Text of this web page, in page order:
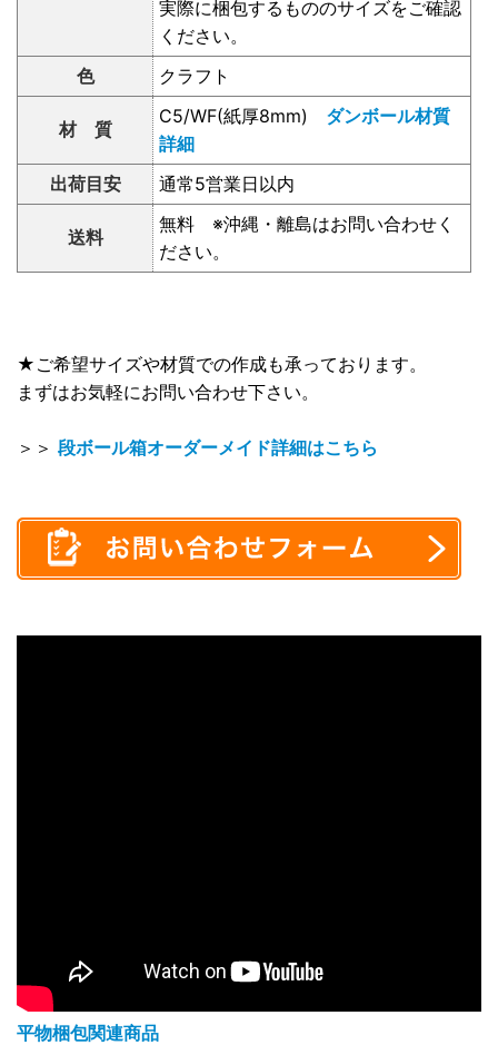
実際に梱包するもののサイズをご確認
ください。
色
クラフト
材 質
C5/WF(紙厚8mm) ダンボール材質
詳細
出荷目安
通常5営業日以内
送料
無料 ※沖縄・離島はお問い合わせく
ださい。
★ご希望サイズや材質での作成も承っております。
まずはお気軽にお問い合わせ下さい。
＞＞ 段ボール箱オーダーメイド詳細はこちら
平物梱包関連商品